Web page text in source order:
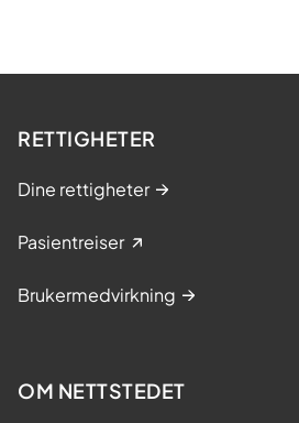
RETTIGHETER
Dine rettigheter
Pasientreiser
Brukermedvirkning
OM NETTSTEDET